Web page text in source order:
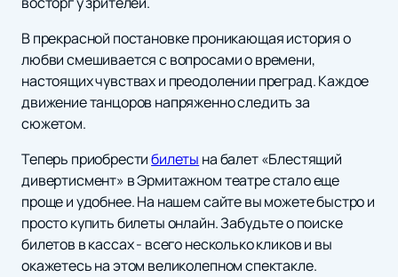
В прекрасной постановке проникающая история о
любви смешивается с вопросами о времени,
настоящих чувствах и преодолении преград. Каждое
движение танцоров напряженно следить за
сюжетом.
Теперь приобрестибилеты на балет «Блестящий
дивертисмент» в Эрмитажном театре стало еще
проще и удобнее. На нашем сайте вы можете быстро и
просто купить билеты онлайн. Забудьте о поиске
билетов в кассах - всего несколько кликов и вы
окажетесь на этом великолепном спектакле.